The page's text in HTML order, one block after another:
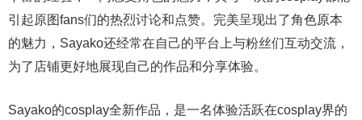
引起原图fans们的热烈讨论和点赞。完美呈现出了角色原本
的魅力，Sayako还经常在自己的平台上与粉丝们互动交流，
为了店铺更好地展现自己的作品和分享体验。
Sayako的cosplay全新作品，是一名体验活跃在cosplay界的